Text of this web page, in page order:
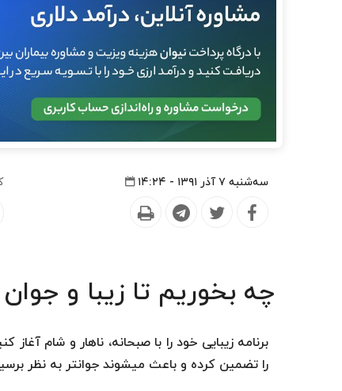
سه‌شنبه ۷ آذر ۱۳۹۱ - ۱۴:۲۴
چه بخوریم تا زیبا و جوان
برنامه زیبایی خود را با صبحانه، ناهار و شام
را تضمین کرده و باعث میشوند جوانتر به نظر